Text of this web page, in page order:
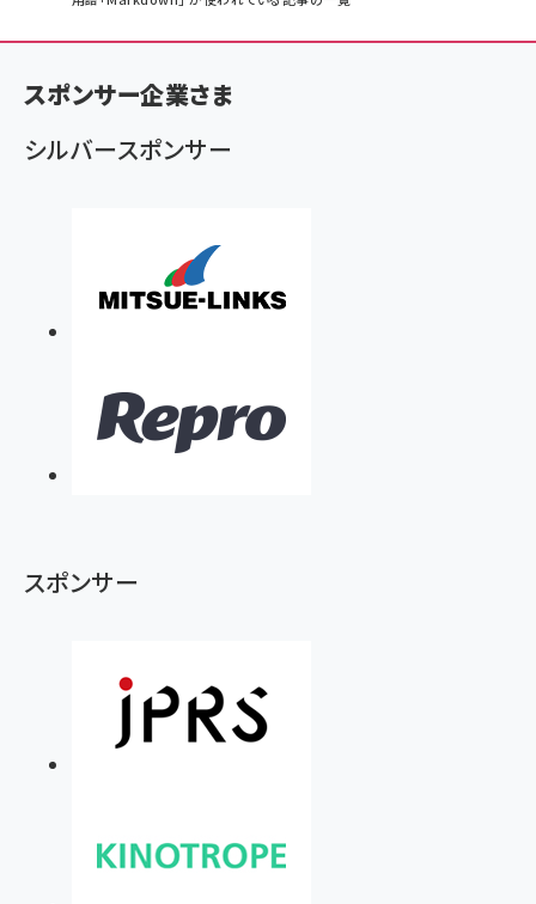
ン
く
ず
スポンサー企業さま
シルバースポンサー
スポンサー